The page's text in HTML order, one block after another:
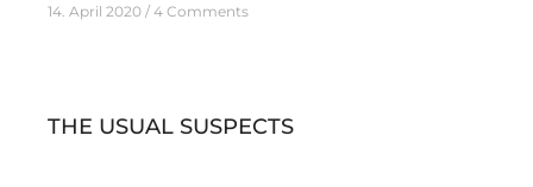
14. April 2020 4 Comments
THE USUAL SUSPECTS